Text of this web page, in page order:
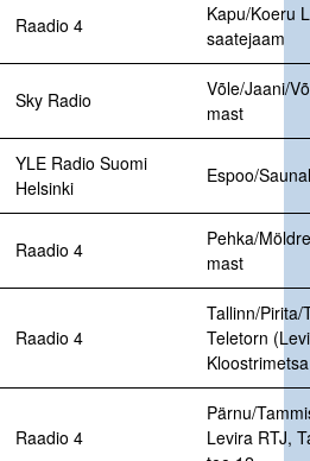
Raadio 4
Kapu/Koeru
saatejaam
Sky Radio
Võle/Jaani/
mast
YLE Radio Suomi
Helsinki
Espoo/
Raadio 4
Pehka/
mast
Raadio 4
Tallinn/Pirita/
Teletorn
Raadio 4
Pärnu/
Levira RTJ,